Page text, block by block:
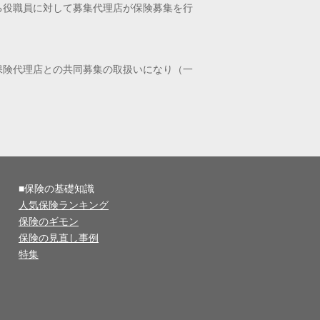
職員に対して募集代理店が保険募集を行
代理店との共同募集の取扱いになり（一
■保険の基礎知識
人気保険ランキング
保険のギモン
保険の見直し事例
特集